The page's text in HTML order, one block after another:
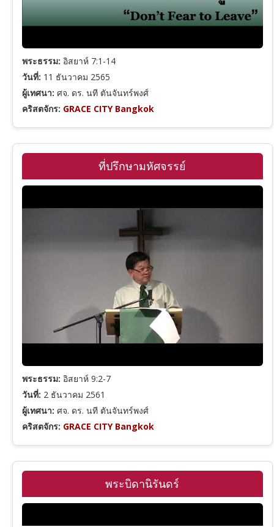
โยนาห์
มีคาห์
ฮาบากุก
พระคัมภีร์ภาคพันธสัญญาใหม่
รวมพระคัมภีร์ภาคพันธสัญญาใหม่
กิจการของอัครทูต
โรม
1 โครินธ์
หมวดหมู่คำเทศนา
รวมหมวดหมู่คำเทศนาทั้งหมด
ความเชื่อและการเชื่อฟัง
พระวิญญาณบริสุทธิ์
พระมหาบัญชาและการประกาศ
คำเทศนาเทศกาล
พระธรรม: อิสยาห์ 7:1-14
วันที่: 11 ธันวาคม 2565
ผู้เทศนา: ศจ. ดร. นที ตันจันทร์พงศ์
คริสตจักร: GRACE CITY Bangkok
ที่‍ปรึก‌ษา​มหัศ‌จรรย์
พระธรรม: อิสยาห์ 9:2-7
วันที่: 2 ธันวาคม 2561
ผู้เทศนา: ศจ. ดร. นที ตันจันทร์พงศ์
คริสตจักร: GRACE CITY Bangkok
พระบิดานิรันดร์